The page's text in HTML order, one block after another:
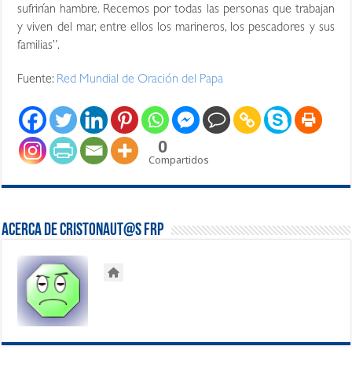
sufrirían hambre. Recemos por todas las personas que trabajan
y viven del mar, entre ellos los marineros, los pescadores y sus
familias”.
Fuente: Red Mundial de Oración del Papa
0
Compartidos
Acerca de Cristonaut@s FRP